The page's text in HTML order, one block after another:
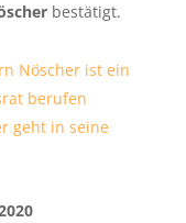
bestätigt.
Nöscher ist ein
berufen
geht in seine